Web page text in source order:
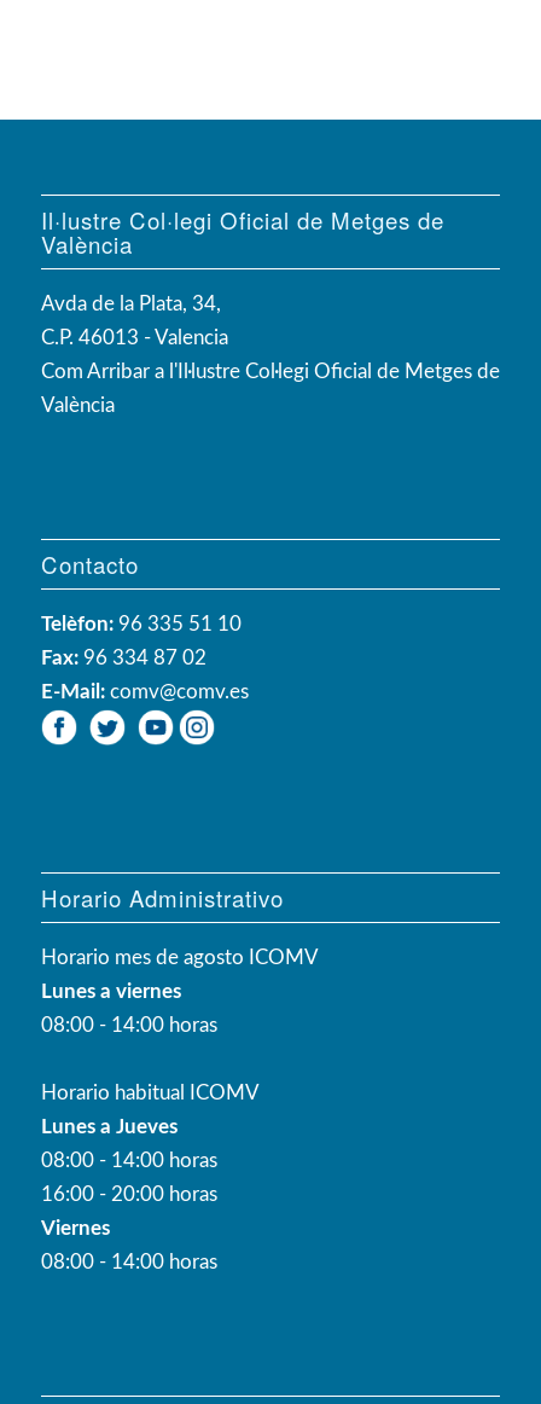
Il·lustre Col·legi Oficial de Metges de
València
Avda de la Plata, 34,
C.P. 46013 - Valencia
Com Arribar a l'Il·lustre Col·legi Oficial de Metges de
València
Contacto
Telèfon: 96 335 51 10
Fax:96 334 87 02
E-Mail: comv@comv.es
Horario Administrativo
Horario mes de agosto ICOMV
Lunes a viernes
08:00 - 14:00 horas
Horario habitual ICOMV
Lunes a Jueves
08:00 - 14:00 horas
16:00 - 20:00 horas
Viernes
08:00 - 14:00 horas